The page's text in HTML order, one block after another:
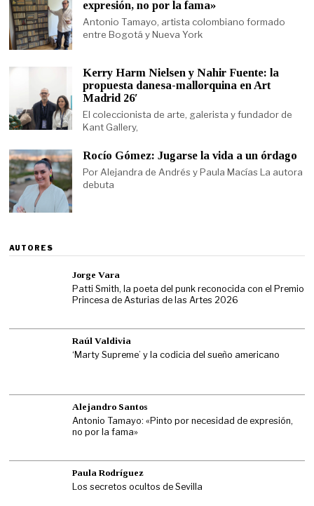
expresión, no por la fama»
Antonio Tamayo, artista colombiano formado
entre Bogotá y Nueva York
Kerry Harm Nielsen y Nahir Fuente: la
propuesta danesa-mallorquina en Art
Madrid 26′
El coleccionista de arte, galerista y fundador de
Kant Gallery,
Rocío Gómez: Jugarse la vida a un órdago
Por Alejandra de Andrés y Paula Macías La autora
debuta
AUTORES
Jorge Vara
Patti Smith, la poeta del punk reconocida con el Premio
Princesa de Asturias de las Artes 2026
Raúl Valdivia
‘Marty Supreme’ y la codicia del sueño americano
Alejandro Santos
Antonio Tamayo: «Pinto por necesidad de expresión,
no por la fama»
Paula Rodríguez
Los secretos ocultos de Sevilla